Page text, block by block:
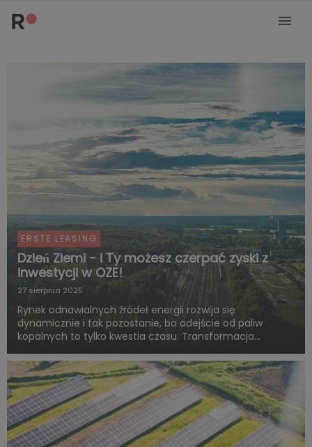
ERSTE LEASING
Dzień Ziemi - i Ty możesz czerpać zyski z
inwestycji w OZE!
27 sierpnia 2025
Rynek odnawialnych źródeł energii rozwija się
dynamicznie i tak pozostanie, bo odejście od paliw
kopalnych to tylko kwestia czasu. Transformacja
które przeznaczono ponad 500 miliardów złotych ze
środków publicznych, al...